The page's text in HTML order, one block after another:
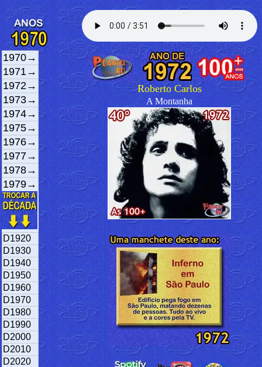
1970→
1971→
1972→
1973→
1974→
1975→
1976→
1977→
1978→
1979→
D1920
D1930
D1940
D1950
D1960
D1970
D1980
D1990
D2000
D2010
D2020
Roberto Carlos
A Montanha